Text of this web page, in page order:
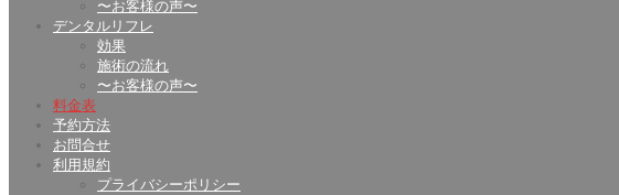
〜お客様の声〜
デンタルリフレ
効果
施術の流れ
〜お客様の声〜
料金表
予約方法
お問合せ
利用規約
プライバシーポリシー